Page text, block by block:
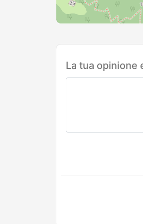
La tua opinione